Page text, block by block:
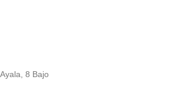
8 Bajo